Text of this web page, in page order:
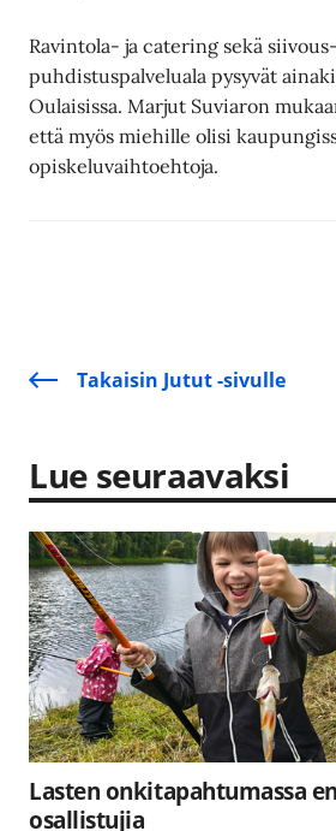
Ravintola- ja catering sekä
puhdistuspalveluala pysyvät
Oulaisissa. Marjut Suviaron
että myös miehille olisi
opiskeluvaihtoehtoja.
Takaisin Jutut -sivulle
Lue seuraavaksi
Lasten onkitapahtumassa
osallistujia